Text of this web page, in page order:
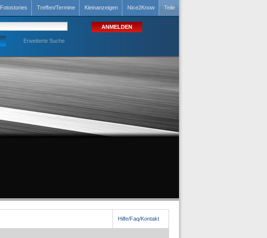
Fotostories Treffen/Termine Kleinanzeigen Nice2Know Teile
Erweiterte Suche
Hilfe/Faq/Kontakt